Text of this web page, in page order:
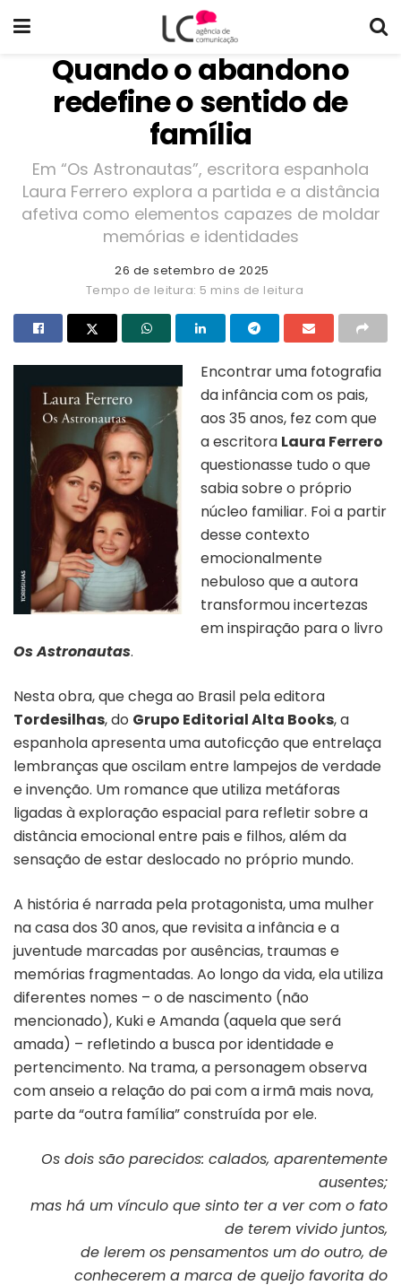
Quando o abandono
redefine o sentido de
família
Em “Os Astronautas”, escritora espanhola
Laura Ferrero explora a partida e a distância
afetiva como elementos capazes de moldar
memórias e identidades
26 de setembro de 2025
Tempo de leitura: 5 mins de leitura
Encontrar uma fotografia
da infância com os pais,
aos 35 anos, fez com que
a escritora Laura Ferrero
questionasse tudo o que
sabia sobre o próprio
núcleo familiar. Foi a partir
desse contexto
emocionalmente
nebuloso que a autora
transformou incertezas
em inspiração para o livro
Os Astronautas.
Nesta obra, que chega ao Brasil pela editora
Tordesilhas, do Grupo Editorial Alta Books, a
espanhola apresenta uma autoficção que entrelaça
lembranças que oscilam entre lampejos de verdade
e invenção. Um romance que utiliza metáforas
ligadas à exploração espacial para refletir sobre a
distância emocional entre pais e filhos, além da
sensação de estar deslocado no próprio mundo.
A história é narrada pela protagonista, uma mulher
na casa dos 30 anos, que revisita a infância e a
juventude marcadas por ausências, traumas e
memórias fragmentadas. Ao longo da vida, ela utiliza
diferentes nomes – o de nascimento (não
mencionado), Kuki e Amanda (aquela que será
amada) – refletindo a busca por identidade e
pertencimento. Na trama, a personagem observa
com anseio a relação do pai com a irmã mais nova,
parte da “outra família” construída por ele.
Os dois são parecidos: calados, aparentemente
ausentes;
mas há um vínculo que sinto ter a ver com o fato
de terem vivido juntos,
de lerem os pensamentos um do outro, de
conhecerem a marca de queijo favorita do